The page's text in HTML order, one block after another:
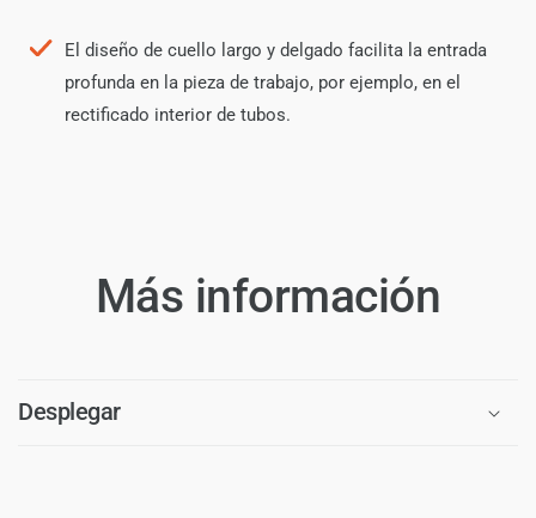
El diseño de cuello largo y delgado facilita la entrada
profunda en la pieza de trabajo, por ejemplo, en el
rectificado interior de tubos.
Más información
Desplegar